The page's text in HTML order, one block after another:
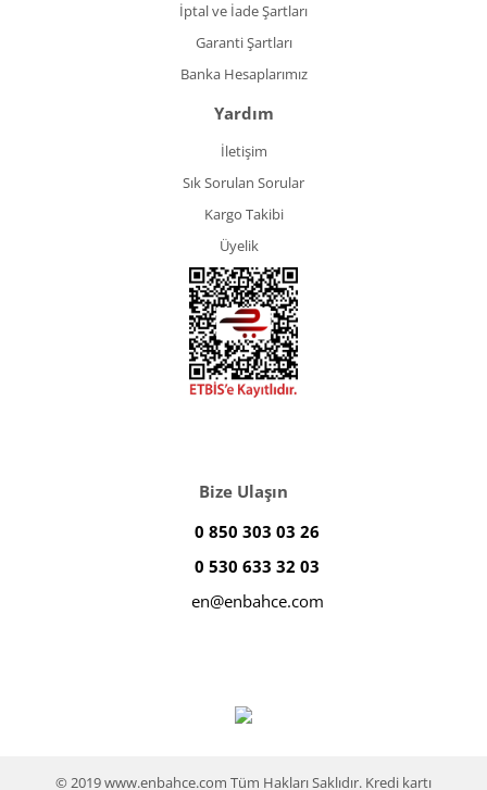
İptal ve İade Şartları
Garanti Şartları
Banka Hesaplarımız
Yardım
İletişim
Sık Sorulan Sorular
Kargo Takibi
Üyelik
Bize Ulaşın
0 850 303 03 26
0 530 633 32 03
en@enbahce.com
© 2019 www.enbahce.com Tüm Hakları Saklıdır. Kredi kartı